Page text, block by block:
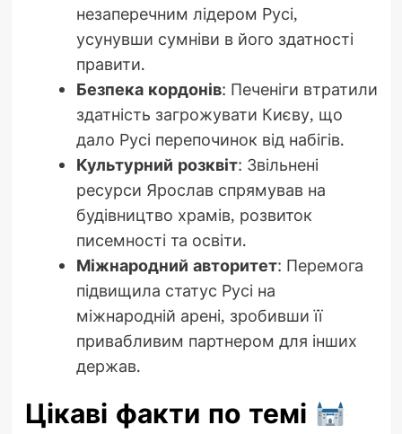
незаперечним лідером Русі,
усунувши сумніви в його здатності
правити.
Безпека кордонів: Печеніги втратили
здатність загрожувати Києву, що
дало Русі перепочинок від набігів.
Культурний розквіт: Звільнені
ресурси Ярослав спрямував на
будівництво храмів, розвиток
писемності та освіти.
Міжнародний авторитет: Перемога
підвищила статус Русі на
міжнародній арені, зробивши її
привабливим партнером для інших
держав.
Цікаві факти по темі